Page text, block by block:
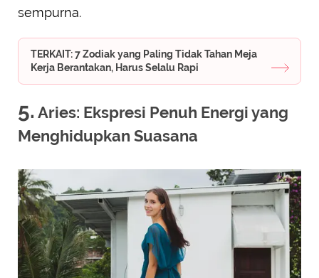
sempurna.
TERKAIT: 7 Zodiak yang Paling Tidak Tahan Meja
Kerja Berantakan, Harus Selalu Rapi
5. Aries: Ekspresi Penuh Energi yang
Menghidupkan Suasana